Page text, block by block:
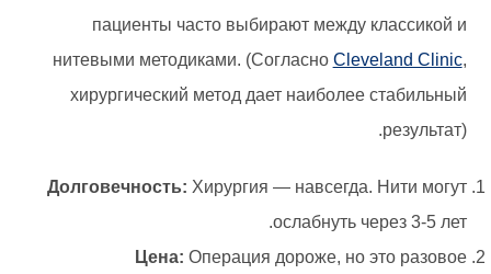
пациенты часто выбирают между классикой и
нитевыми методиками. (Согласно Cleveland Clinic,
хирургический метод дает наиболее стабильный
результат).
Долговечность: Хирургия — навсегда. Нити могут
ослабнуть через 3-5 лет.
Цена: Операция дороже, но это разовое